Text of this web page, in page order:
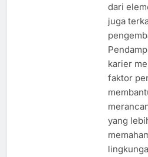
dari
juga
karier
faktor
yang